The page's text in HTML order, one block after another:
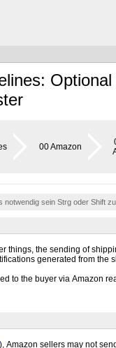
00 Amazon
notwendig sein Strg oder Shift